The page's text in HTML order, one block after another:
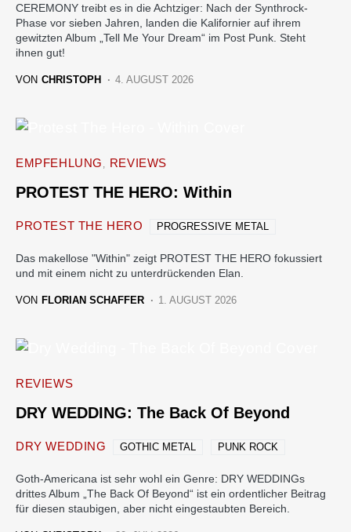
CEREMONY treibt es in die Achtziger: Nach der Synthrock-
Phase vor sieben Jahren, landen die Kalifornier auf ihrem
gewitzten Album „Tell Me Your Dream“ im Post Punk. Steht
ihnen gut!
VON CHRISTOPH 4. AUGUST 2026
EMPFEHLUNG REVIEWS
PROTEST THE HERO: Within
PROTEST THE HERO PROGRESSIVE METAL
Das makellose "Within" zeigt PROTEST THE HERO fokussiert
und mit einem nicht zu unterdrückenden Elan.
VON FLORIAN SCHAFFER 1. AUGUST 2026
REVIEWS
DRY WEDDING: The Back Of Beyond
DRY WEDDING GOTHIC METAL PUNK ROCK
Goth-Americana ist sehr wohl ein Genre: DRY WEDDINGs
drittes Album „The Back Of Beyond“ ist ein ordentlicher Beitrag
für diesen staubigen, aber nicht eingestaubten Bereich.